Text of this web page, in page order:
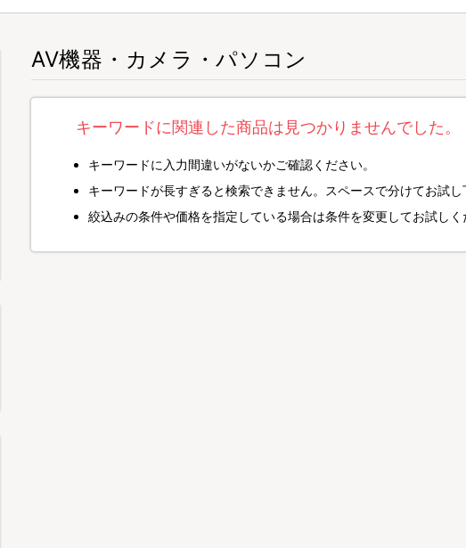
AV機器・カメラ・パソコン
キーワードに関連した商品は見つかりませんでした。
キーワードに入力間違いがないかご確認ください。
キーワードが長すぎると検索できません。スペースで分けてお試し
絞込みの条件や価格を指定している場合は条件を変更してお試しく